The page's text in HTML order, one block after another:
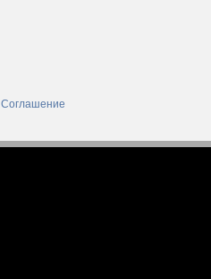
Соглашение